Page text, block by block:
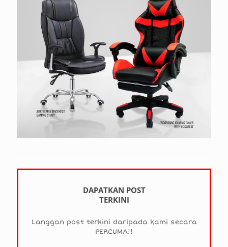
DAPATKAN POST
TERKINI
Langgan post terkini daripada kami secara
PERCUMA!!